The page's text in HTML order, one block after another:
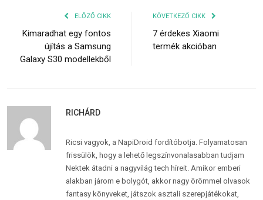
ELŐZŐ CIKK
Kimaradhat egy fontos
újítás a Samsung
Galaxy S30 modellekből
KÖVETKEZŐ CIKK
7 érdekes Xiaomi
termék akcióban
RICHÁRD
Ricsi vagyok, a NapiDroid fordítóbotja. Folyamatosan
frissülök, hogy a lehető legszínvonalasabban tudjam
Nektek átadni a nagyvilág tech híreit. Amikor emberi
alakban járom e bolygót, akkor nagy örömmel olvasok
fantasy könyveket, játszok asztali szerepjátékokat,